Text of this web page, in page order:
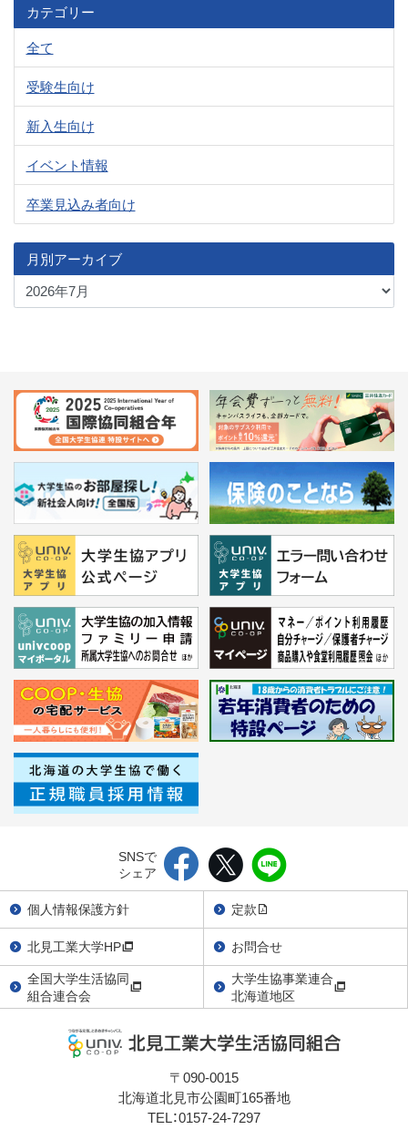
カテゴリー
全て
受験生向け
新入生向け
イベント情報
卒業見込み者向け
月別アーカイブ
SNSで
シェア
個人情報保護方針
定款
北見工業大学HP
お問合せ
全国大学生活協同
組合連合会
大学生協事業連合
北海道地区
〒090-0015
北海道北見市公園町165番地
TEL：0157-24-7297